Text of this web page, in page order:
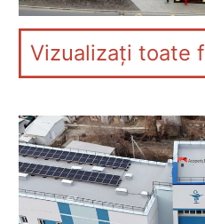
Vizualizați toate